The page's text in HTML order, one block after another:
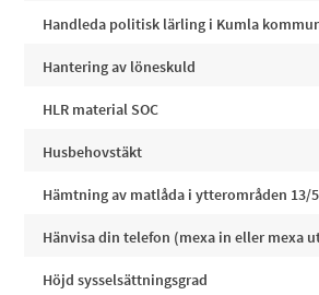
Handleda politisk lärling i Kumla
Hantering av löneskuld
HLR material SOC
Husbehovstäkt
Hämtning av matlåda i ytterområden 13/
Hänvisa din telefon (mexa in eller mexa
Höjd sysselsättningsgrad